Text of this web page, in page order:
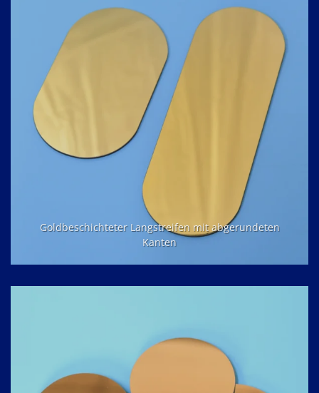
Goldbeschichteter Langstreifen mit abgerundeten
Kanten